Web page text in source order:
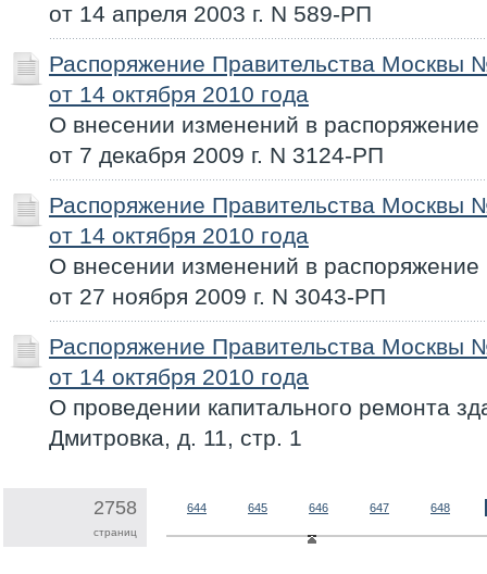
от 14 апреля 2003 г. N 589-РП
Распоряжение Правительства Москвы
от 14 октября 2010 года
О внесении изменений в
от 7 декабря 2009 г. N 3124-РП
Распоряжение Правительства Москвы
от 14 октября 2010 года
О внесении изменений в
от 27 ноября 2009 г. N 3043-РП
Распоряжение Правительства Москвы
от 14 октября 2010 года
О проведении капитального ремонта
Дмитровка, д. 11, стр. 1
2758
страниц
644 645 646 647 648